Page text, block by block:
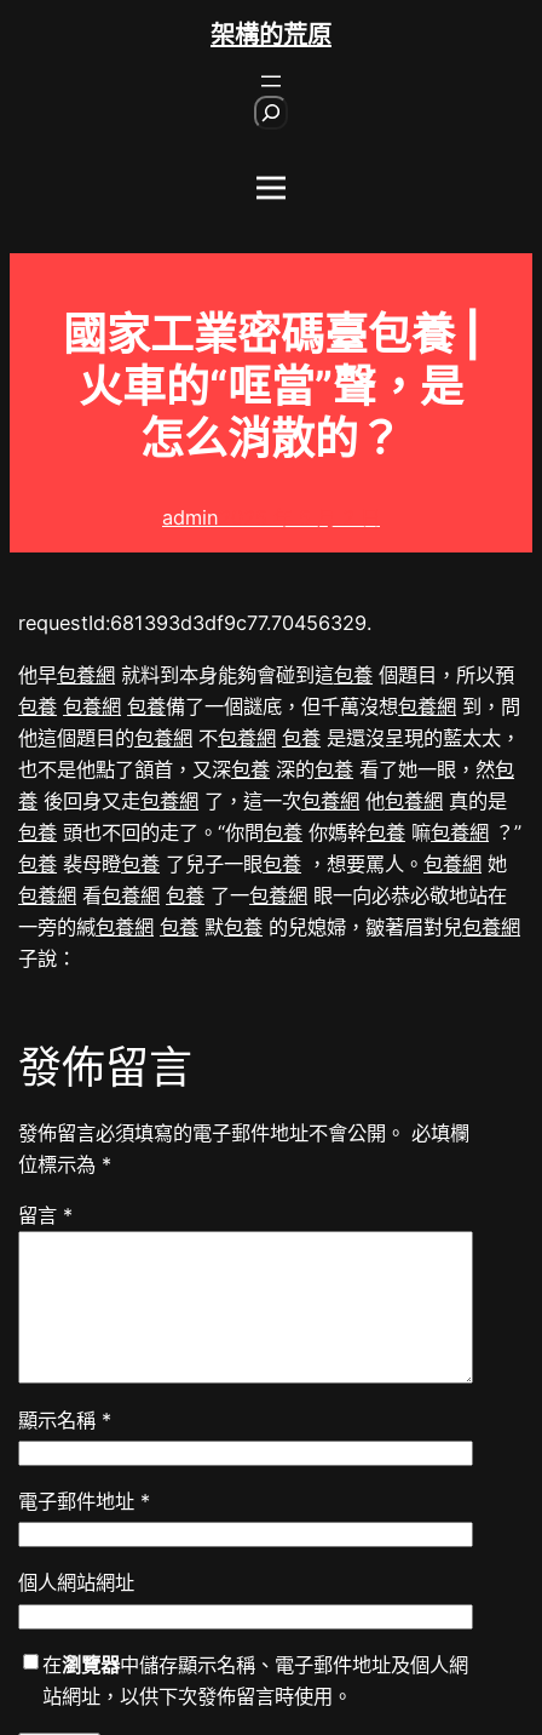
架構的荒原
國家工業密碼臺包養 |
火車的“哐當”聲，是
怎么消散的？
admin
requestId:681393d3df9c77.70456329.
他早包養網 就料到本身能夠會碰到這包養 個題目，所以預
包養 包養網 包養備了一個謎底，但千萬沒想包養網 到，問
他這個題目的包養網 不包養網 包養 是還沒呈現的藍太太，
也不是他點了頷首，又深包養 深的包養 看了她一眼，然包
養 後回身又走包養網 了，這一次包養網 他包養網 真的是
包養 頭也不回的走了。“你問包養 你媽幹包養 嘛包養網 ？”
包養 裴母瞪包養 了兒子一眼包養 ，想要罵人。包養網 她
包養網 看包養網 包養 了一包養網 眼一向必恭必敬地站在
一旁的緘包養網 包養 默包養 的兒媳婦，皺著眉對兒包養網
子說：
發佈留言
發佈留言必須填寫的電子郵件地址不會公開。 必填欄
位標示為 *
留言 *
顯示名稱 *
電子郵件地址 *
個人網站網址
在瀏覽器中儲存顯示名稱、電子郵件地址及個人網
站網址，以供下次發佈留言時使用。